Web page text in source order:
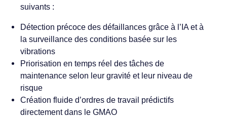
suivants :
Détection précoce des défaillances grâce à l’IA et à
la surveillance des conditions basée sur les
vibrations
Priorisation en temps réel des tâches de
maintenance selon leur gravité et leur niveau de
risque
Création fluide d’ordres de travail prédictifs
directement dans le GMAO